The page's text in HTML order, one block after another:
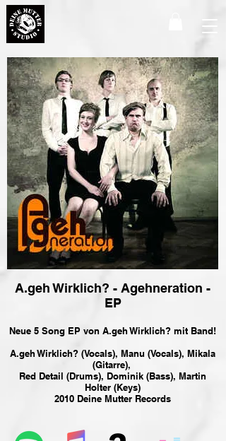
A.geh Wirklich? - Agehneration -
EP
Neue 5 Song EP von A.geh Wirklich? mit Band!
A.geh Wirklich? (Vocals), Manu (Vocals), Mikala
(Gitarre),
Red Detail (Drums), Dominik (Bass), Martin
Holter (Keys)
2010 Deine Mutter Records